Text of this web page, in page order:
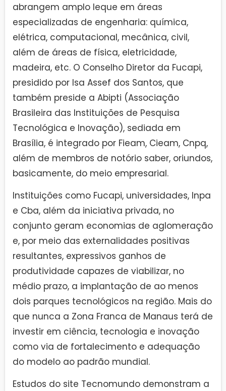
abrangem amplo leque em áreas
especializadas de engenharia: química,
elétrica, computacional, mecânica, civil,
além de áreas de física, eletricidade,
madeira, etc. O Conselho Diretor da Fucapi,
presidido por Isa Assef dos Santos, que
também preside a Abipti (Associação
Brasileira das Instituições de Pesquisa
Tecnológica e Inovação), sediada em
Brasília, é integrado por Fieam, Cieam, Cnpq,
além de membros de notório saber, oriundos,
basicamente, do meio empresarial.
Instituições como Fucapi, universidades, Inpa
e Cba, além da iniciativa privada, no
conjunto geram economias de aglomeração
e, por meio das externalidades positivas
resultantes, expressivos ganhos de
produtividade capazes de viabilizar, no
médio prazo, a implantação de ao menos
dois parques tecnológicos na região. Mais do
que nunca a Zona Franca de Manaus terá de
investir em ciência, tecnologia e inovação
como via de fortalecimento e adequação
do modelo ao padrão mundial.
Estudos do site Tecnomundo demonstram a